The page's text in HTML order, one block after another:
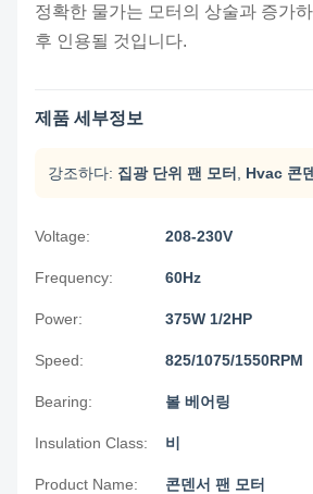
정확한 물가는 모터의 상술과 증가
후 인용될 것입니다.
제품 세부정보
강조하다: 집광 단위 팬 모터 Hvac 콘
Voltage: 208-230V
Frequency: 60Hz
Power: 375W 1/2HP
Speed: 825/1075/1550RPM
Bearing: 볼 베어링
Insulation Class: 비
Product Name: 콘덴서 팬 모터